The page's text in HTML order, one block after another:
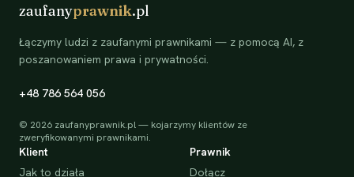
zaufanyprawnik.pl
Łączymy ludzi z zaufanymi prawnikami — z pomocą AI, z
poszanowaniem prawa i prywatności.
+48 786 564 056
© 2026 zaufanyprawnik.pl — kojarzymy klientów ze
zweryfikowanymi prawnikami.
Klient
Jak to działa
Prawnik
Dołącz